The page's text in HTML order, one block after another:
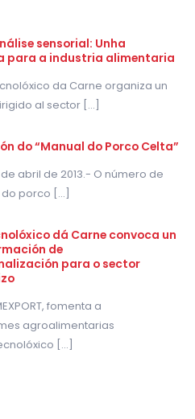
sensorial: Unha
para a industria alimentaria
da Carne organiza un
al sector [...]
do “Manual do Porco Celta”
de abril de 2013.- O número de
porco [...]
dá Carne convoca un
de
para o sector
fomenta a
agroalimentarias
[...]